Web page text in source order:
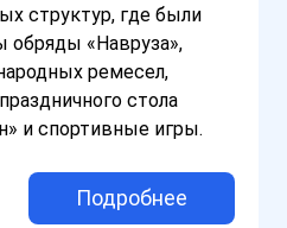
структур, где были
обряды «Навруза»,
ремесел,
стола
и спортивные игры.
Подробнее